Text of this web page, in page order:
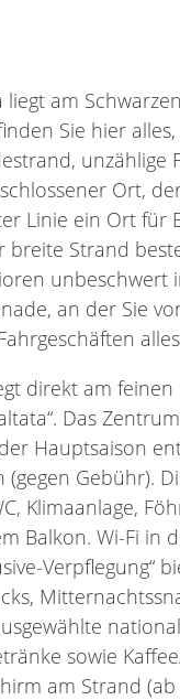
am
Sie hier
Ort,
Linie ein Ort für
Strand
an der Sie
direkt am
Das
Hauptsaison
Gebühr).
Klimaanlage,
Balkon. Wi-Fi
Verpflegung“
sowie
am Strand